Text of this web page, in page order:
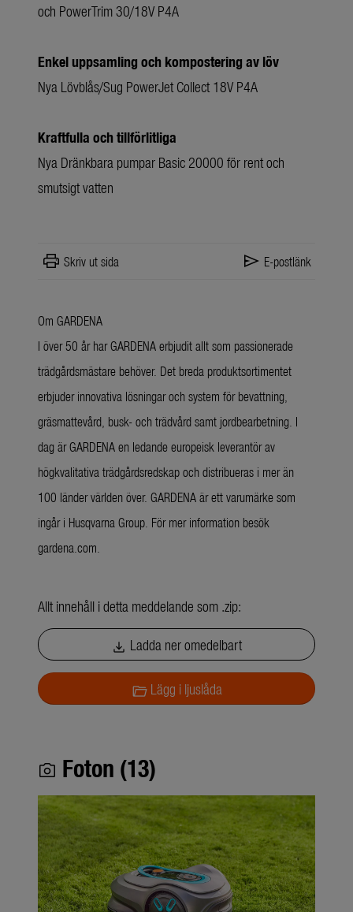
och PowerTrim 30/18V P4A
Enkel uppsamling och kompostering av löv
Nya Lövblås/Sug PowerJet Collect 18V P4A
Kraftfulla och tillförlitliga
Nya Dränkbara pumpar Basic 20000 för rent och
smutsigt vatten
print Skriv ut sida send E-postlänk
Om GARDENA
I över 50 år har GARDENA erbjudit allt som passionerade
trädgårdsmästare behöver. Det breda produktsortimentet
erbjuder innovativa lösningar och system för bevattning,
gräsmattevård, busk- och trädvård samt jordbearbetning. I
dag är GARDENA en ledande europeisk leverantör av
högkvalitativa trädgårdsredskap och distribueras i mer än
100 länder världen över. GARDENA är ett varumärke som
ingår i Husqvarna Group. För mer information besök
gardena.com.
Allt innehåll i detta meddelande som .zip:
download Ladda ner omedelbart
folder_openLägg i ljuslåda
photo_camera Foton (13)